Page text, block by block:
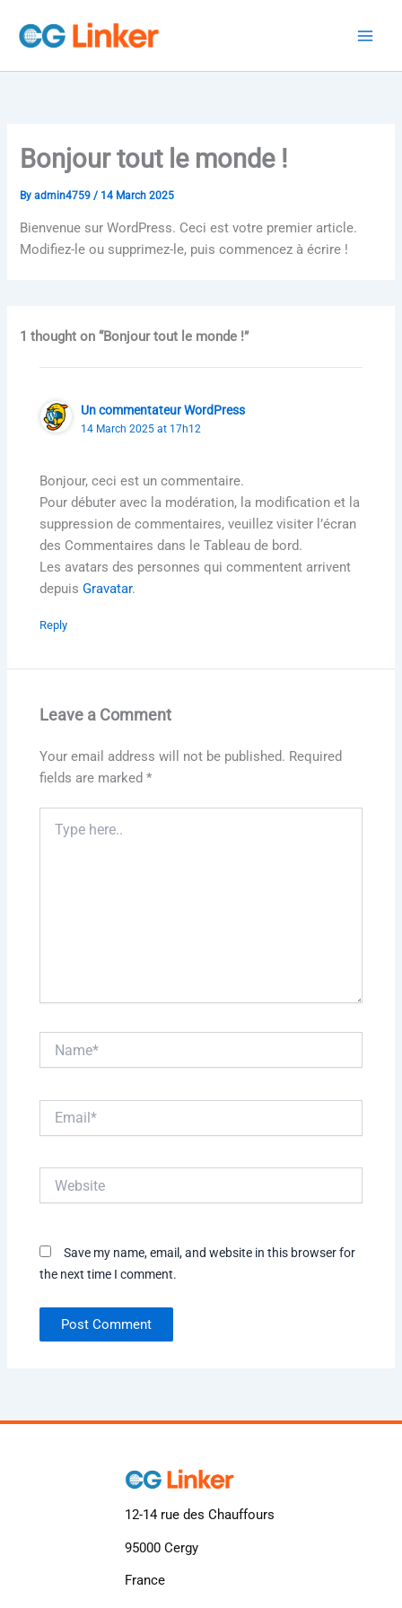
content
Bonjour tout le monde !
Byadmin4759/ 14 March 2025
Bienvenue sur WordPress. Ceci est votre premier article.
Modifiez-le ou supprimez-le, puis commencez à écrire !
1 thought on “Bonjour tout le monde !”
Un commentateur WordPress
14 March 2025 at 17h12
Bonjour, ceci est un commentaire.
Pour débuter avec la modération, la modification et la
suppression de commentaires, veuillez visiter l’écran
des Commentaires dans le Tableau de bord.
Les avatars des personnes qui commentent arrivent
depuisGravatar.
Reply
Leave a Comment
Your email address will not be published. Required
fields are marked*
here..
Save my name, email, and website in this browser for
the next time I comment.
12-14 rue des Chauffours
95000 Cergy
France